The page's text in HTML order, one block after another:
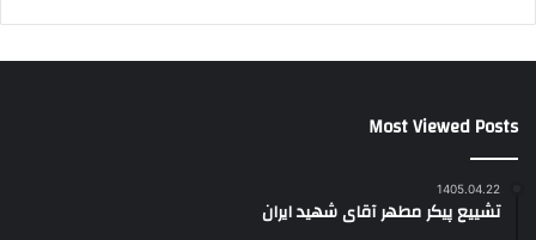
Most Viewed Posts
1405.04.22
تشییع پیکر مطهر آقای شهید ایران